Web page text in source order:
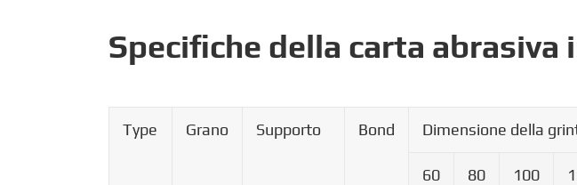
Specifiche della carta abrasiva
Type Grano Supporto Bond Dimensione della
60 80 100